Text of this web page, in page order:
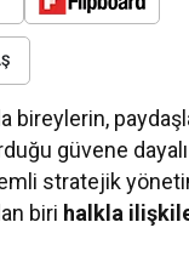
bireylerin,
güvene
stratejik
biri halkla